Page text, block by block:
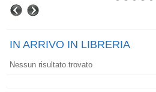
IN ARRIVO IN LIBRERIA
Nessun risultato trovato